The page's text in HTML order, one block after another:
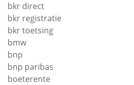
bkr direct
bkr registratie
bkr toetsing
bmw
bnp
bnp paribas
boeterente